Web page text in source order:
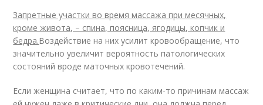
Запретные участки во время массажа при месячных,
кроме живота, – спина, поясница, ягодицы, копчик и
бедра.Воздействие на них усилит кровообращение, что
значительно увеличит вероятность патологических
состояний вроде маточных кровотечений.
Если женщина считает, что по каким-то причинам массаж